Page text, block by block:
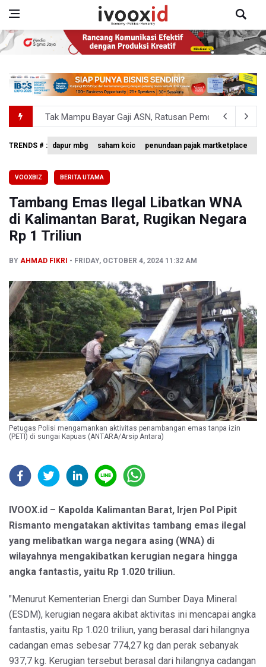
Tak Mampu Bayar Gaji ASN, Ratusan Pemda Dapat
DPR Pastikan Tak Ada Surpres Pergantian Kapolri
Harga Telur dan Daging Ayam Masih Tertekan,
4 Barang Ini Ternyata Beratnya Gak Sampai 300 Gram,
TRENDS # : dapur mbg saham kcic penundaan pajak martketplace
VOOXBIZ BERITA UTAMA
Tambang Emas Ilegal Libatkan WNA
di Kalimantan Barat, Rugikan Negara
Rp 1 Triliun
BY AHMAD FIKRI FRIDAY, OCTOBER 4, 2024 11:32 AM
Petugas Polisi mengamankan aktivitas penambangan emas tanpa izin
(PETI) di sungai Kapuas (ANTARA/Arsip Antara)
IVOOX.id – Kapolda Kalimantan Barat, Irjen Pol Pipit
Rismanto mengatakan aktivitas tambang emas ilegal
yang melibatkan warga negara asing (WNA) di
wilayahnya mengakibatkan kerugian negara hingga
angka fantastis, yaitu Rp 1.020 triliun.
"Menurut Kementerian Energi dan Sumber Daya Mineral
(ESDM), kerugian negara akibat aktivitas ini mencapai angka
fantastis, yaitu Rp 1.020 triliun, yang berasal dari hilangnya
cadangan emas sebesar 774,27 kg dan perak sebanyak
937,7 kg. Kerugian tersebut berasal dari hilangnya cadangan